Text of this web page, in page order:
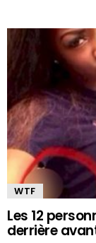
WTF
Les 12
derrière